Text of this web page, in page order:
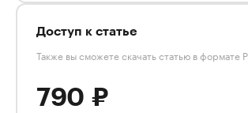
Доступ к статье
Также вы сможете скачать статью в формате
790 ₽